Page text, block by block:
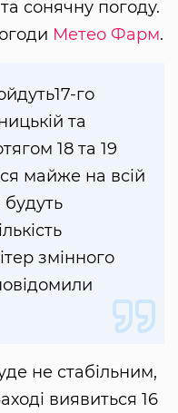
сонячну погоду.
Метео Фарм.
го
та
18 та 19
майже на всій
будуть
змінного
не стабільним,
виявиться 16